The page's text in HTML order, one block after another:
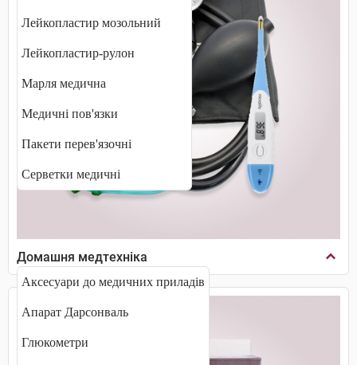
Лейкопластир мозольний
Лейкопластир-рулон
Марля медична
Медичні пов'язки
Пакети перев'язочні
Серветки медичні
Домашня медтехніка
Аксесуари до медичних приладів
Апарат Дарсонваль
Глюкометри